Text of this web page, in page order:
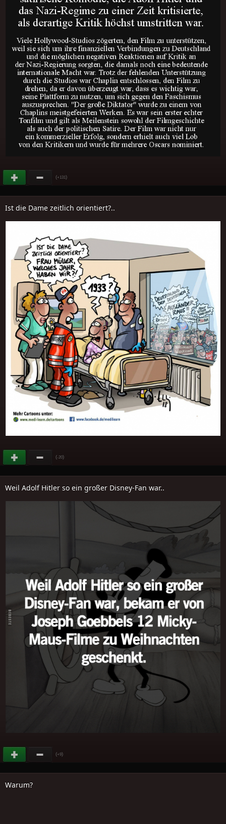
(+131)
Ist die Dame zeitlich orientiert?..
(-20)
Weil Adolf Hitler so ein großer Disney-Fan war..
(+9)
Warum?